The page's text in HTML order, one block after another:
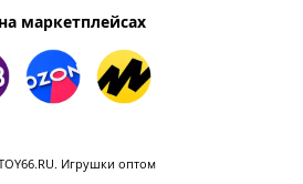
маркетплейсах
Игрушки оптом